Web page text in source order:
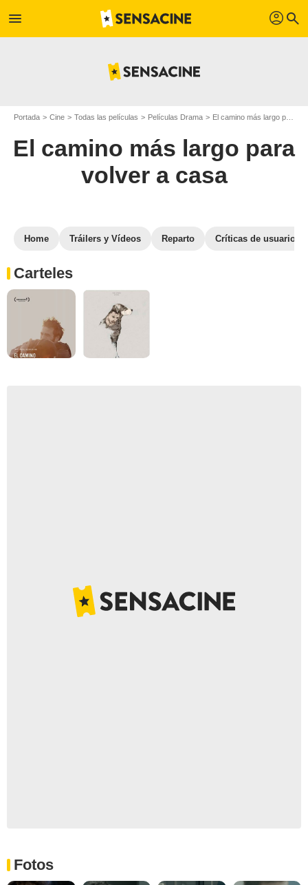
menu profil search
Portada Cine Todas las películas Películas Drama El camino más largo para volver a casa
El camino más largo para
volver a casa
Home Tráilers y Vídeos Reparto Críticas de usuarios
Carteles
Fotos